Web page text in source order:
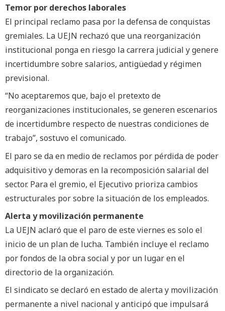
Temor por derechos laborales
El principal reclamo pasa por la defensa de conquistas
gremiales. La UEJN rechazó que una reorganización
institucional ponga en riesgo la carrera judicial y genere
incertidumbre sobre salarios, antigüedad y régimen
previsional.
“No aceptaremos que, bajo el pretexto de
reorganizaciones institucionales, se generen escenarios
de incertidumbre respecto de nuestras condiciones de
trabajo”, sostuvo el comunicado.
El paro se da en medio de reclamos por pérdida de poder
adquisitivo y demoras en la recomposición salarial del
sector. Para el gremio, el Ejecutivo prioriza cambios
estructurales por sobre la situación de los empleados.
Alerta y movilización permanente
La UEJN aclaró que el paro de este viernes es solo el
inicio de un plan de lucha. También incluye el reclamo
por fondos de la obra social y por un lugar en el
directorio de la organización.
El sindicato se declaró en estado de alerta y movilización
permanente a nivel nacional y anticipó que impulsará